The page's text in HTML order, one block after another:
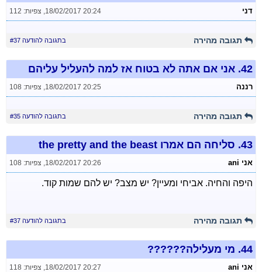
דני 18/02/2017 20:24
, צפיות: 112
תגובה מהירה בתגובה להודעה #37
42. אני אם אתה לא בטוח אז למה להעליל עליהם
רננה 18/02/2017 20:25
, צפיות: 108
תגובה מהירה בתגובה להודעה #35
43. סליחה הם אמרו the pretty and the beast
אני ani 18/02/2017 20:26
, צפיות: 108
היפה והחיה. אביחי ומעיין? יש מצב? יש להם שמות קוד.
תגובה מהירה בתגובה להודעה #37
44. מי מעלילה??????
אני ani 18/02/2017 20:27
, צפיות: 118